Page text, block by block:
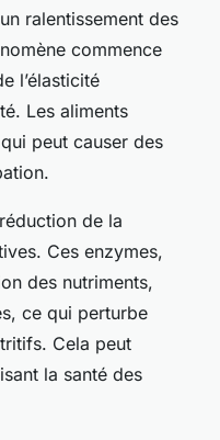
ralentissement des
commence
l’élasticité
Les aliments
peut causer des
de la
Ces enzymes,
des nutriments,
ce qui perturbe
Cela peut
la santé des